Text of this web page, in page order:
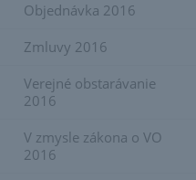
Objednávka 2016
Zmluvy 2016
Verejné obstarávanie
2016
V zmysle zákona o VO
2016